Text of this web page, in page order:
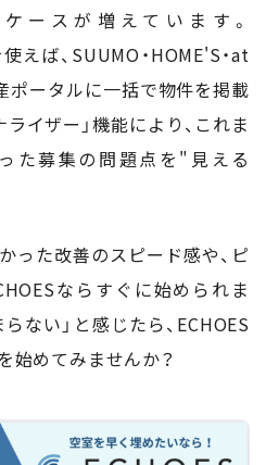
ースが増えています。
使えば、SUUMO・HOME'S・at
ータルに一括で物件を掲載
イザー」機能により、これま
た募集の問題点を"見える
った改善のスピード感や、ピ
ならすぐに始められま
ない」と感じたら、ECHOES
始めてみませんか？